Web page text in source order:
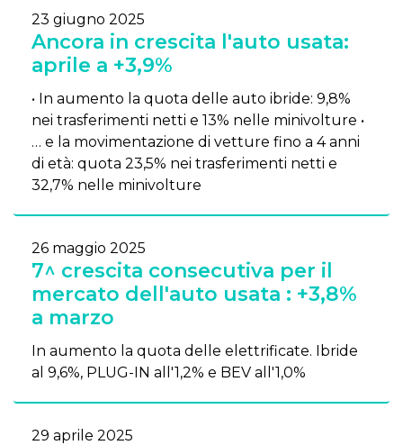
23 giugno 2025
Ancora in crescita l'auto usata:
aprile a +3,9%
• In aumento la quota delle auto ibride: 9,8%
nei trasferimenti netti e 13% nelle minivolture •
… e la movimentazione di vetture fino a 4 anni
di età: quota 23,5% nei trasferimenti netti e
32,7% nelle minivolture
26 maggio 2025
7^ crescita consecutiva per il
mercato dell'auto usata : +3,8%
a marzo
In aumento la quota delle elettrificate. Ibride
al 9,6%, PLUG-IN all'1,2% e BEV all'1,0%
29 aprile 2025